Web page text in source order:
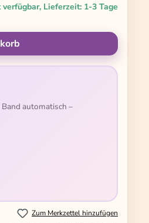
verfügbar, Lieferzeit: 1-3 Tage
benutze die
automatisch –
Zum Merkzettel hinzufügen